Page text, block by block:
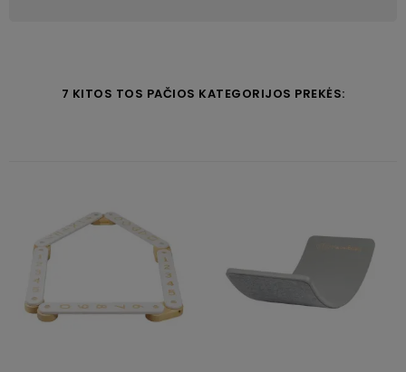
7 KITOS TOS PAČIOS KATEGORIJOS PREKĖS: